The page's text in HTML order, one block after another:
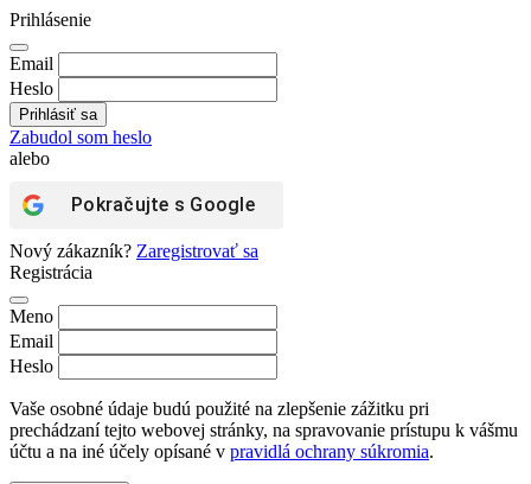
Prihlásenie
Email
Heslo
Zabudol som heslo
alebo
Pokračujte s Google
Nový zákazník? Zaregistrovať sa
Registrácia
Meno
Email
Heslo
Vaše osobné údaje budú použité na zlepšenie zážitku pri
prechádzaní tejto webovej stránky, na spravovanie prístupu k vášmu
účtu a na iné účely opísané v pravidlá ochrany súkromia.